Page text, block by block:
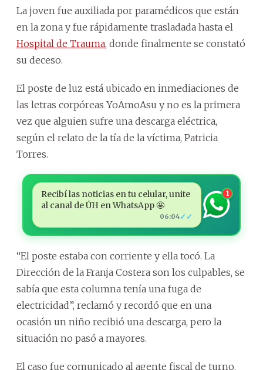
La joven fue auxiliada por paramédicos que están
en la zona y fue rápidamente trasladada hasta el
Hospital de Trauma, donde finalmente se constató
su deceso.
El poste de luz está ubicado en inmediaciones de
las letras corpóreas YoAmoAsu y no es la primera
vez que alguien sufre una descarga eléctrica,
según el relato de la tía de la víctima, Patricia
Torres.
Recibí las noticias en tu celular, unite
al canal de ÚH en WhatsApp 🤩
06:04✓✓
1
“El poste estaba con corriente y ella tocó. La
Dirección de la Franja Costera son los culpables, se
sabía que esta columna tenía una fuga de
electricidad”, reclamó y recordó que en una
ocasión un niño recibió una descarga, pero la
situación no pasó a mayores.
El caso fue comunicado al agente fiscal de turno.